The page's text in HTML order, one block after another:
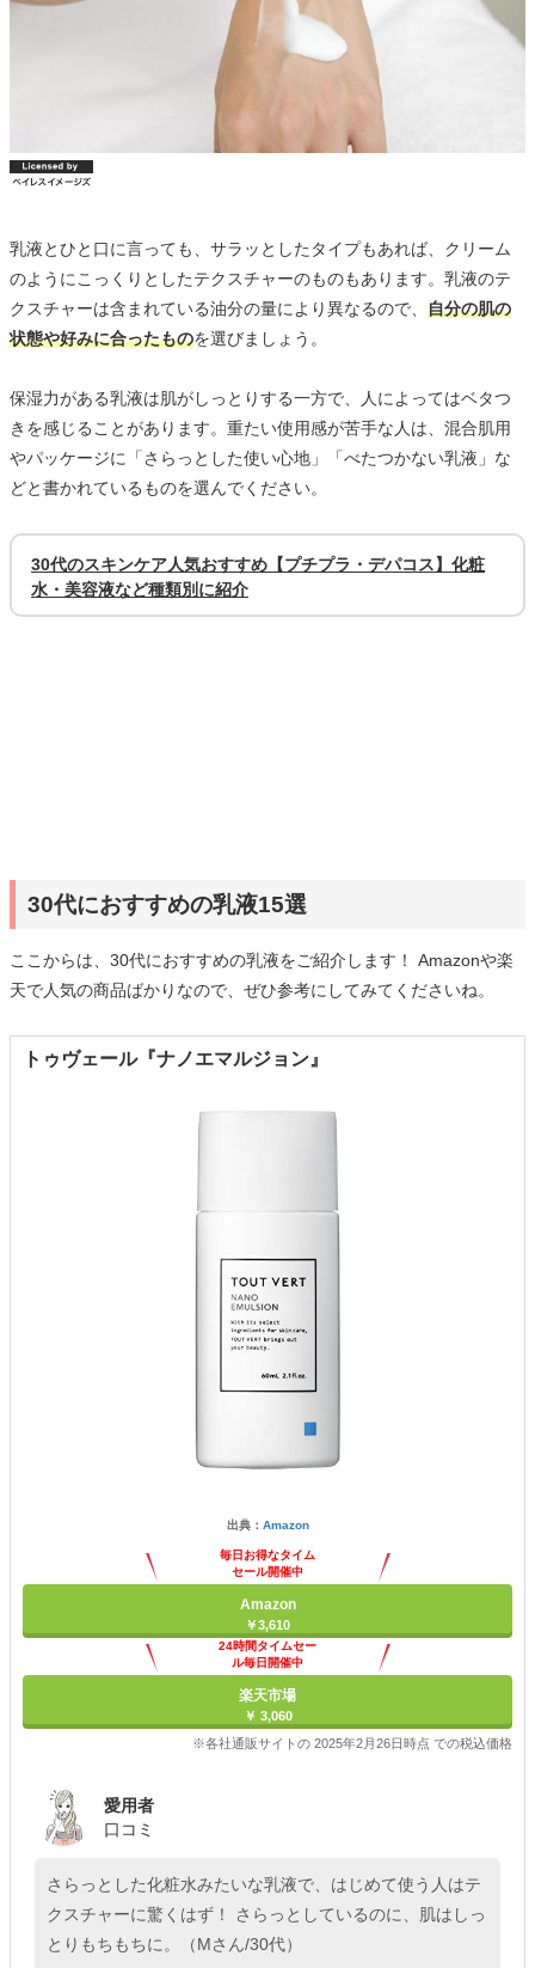
乳液とひと口に言っても、サラッとしたタイプもあれば、クリーム
のようにこっくりとしたテクスチャーのものもあります。乳液のテ
クスチャーは含まれている油分の量により異なるので、 自分の肌の
状態や好みに合ったものを選びましょう。
保湿力がある乳液は肌がしっとりする一方で、人によってはベタつ
きを感じることがあります。重たい使用感が苦手な人は、混合肌用
やパッケージに「さらっとした使い心地」「べたつかない乳液」な
どと書かれているものを選んでください。
30代のスキンケア人気おすすめ【プチプラ・デパコス】化粧
水・美容液など種類別に紹介
30代におすすめの乳液15選
ここからは、30代におすすめの乳液をご紹介します！ Amazonや楽
天で人気の商品ばかりなので、ぜひ参考にしてみてくださいね。
トゥヴェール『ナノエマルジョン』
出典： Amazon
毎日お得なタイム
セール開催中
Amazon
￥3,610
24時間タイムセー
ル毎日開催中
楽天市場
￥ 3,060
※各社通販サイトの 2025年2月26日時点 での税込価格
愛用者
口コミ
さらっとした化粧水みたいな乳液で、はじめて使う人はテ
クスチャーに驚くはず！ さらっとしているのに、肌はしっ
とりもちもちに。（Mさん/30代）